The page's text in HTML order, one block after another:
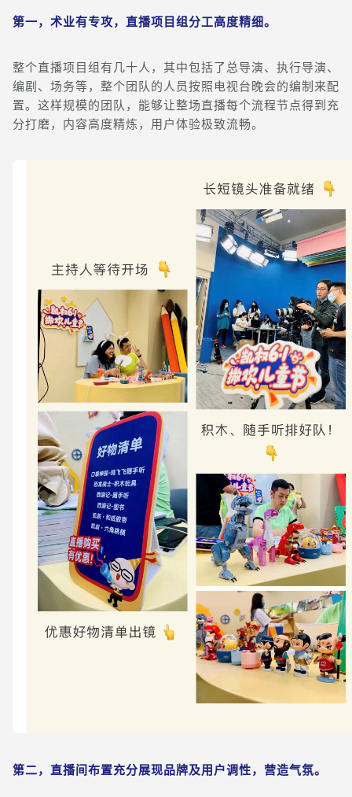
第一，术业有专攻，直播项目组分工高度精细。
整个直播项目组有几十人，其中包括了总导演、执行导演、
编剧、场务等，整个团队的人员按照电视台晚会的编制来配
置。这样规模的团队，能够让整场直播每个流程节点得到充
分打磨，内容高度精炼，用户体验极致流畅。
第二，直播间布置充分展现品牌及用户调性，营造气氛。